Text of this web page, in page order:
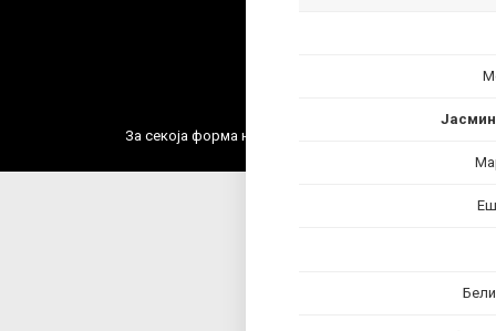
За секоја форма на распространување,